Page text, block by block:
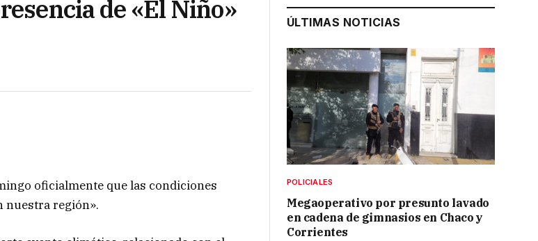
de «El Niño»
oficialmente que las condiciones
nuestra región».
ÚLTIMAS NOTICIAS
POLICIALES
Megaoperativo por presunto lavado
en cadena de gimnasios en Chaco y
Corrientes